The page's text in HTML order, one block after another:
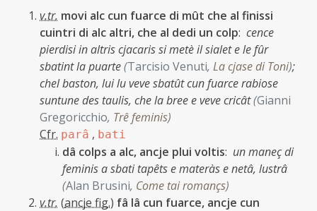
v.tr. movi alc cun fuarce di mût che al finissi
cuintri di alc altri, che al dedi un colp: cence
pierdisi in altris cjacaris si metè il sialet e le fûr
sbatint la puarte(Tarcisio Venuti, La cjase di Toni);
chel baston, lui lu veve sbatût cun fuarce rabiose
suntune des taulis, che la bree e veve cricât(Gianni
Gregoricchio, Trê feminis)
Cfr. parâ , bati
dâ colps a alc, ancje plui voltis: un maneç di
feminis a sbati tapêts e materàs e netâ, lustrâ
(Alan Brusini, Come tai romançs)
v.tr. (ancje fig.) fâ lâ cun fuarce, ancje cun